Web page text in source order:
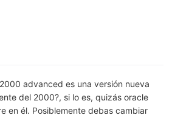
advanced es una versión nueva
del 2000?, si lo es, quizás oracle
en él. Posiblemente debas cambiar